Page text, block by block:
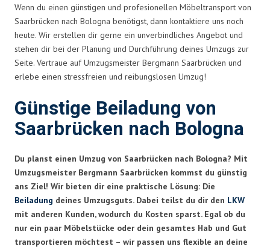
Wenn du einen günstigen und profesionellen Möbeltransport von
Saarbrücken nach Bologna benötigst, dann kontaktiere uns noch
heute. Wir erstellen dir gerne ein unverbindliches Angebot und
stehen dir bei der Planung und Durchführung deines Umzugs zur
Seite. Vertraue auf Umzugsmeister Bergmann Saarbrücken und
erlebe einen stressfreien und reibungslosen Umzug!
Günstige Beiladung von
Saarbrücken nach Bologna
Du planst einen Umzug von Saarbrücken nach Bologna? Mit
Umzugsmeister Bergmann Saarbrücken kommst du günstig
ans Ziel! Wir bieten dir eine praktische Lösung: Die
Beiladung deines Umzugsguts. Dabei teilst du dir den LKW
mit anderen Kunden, wodurch du Kosten sparst. Egal ob du
nur ein paar Möbelstücke oder dein gesamtes Hab und Gut
transportieren möchtest – wir passen uns flexible an deine